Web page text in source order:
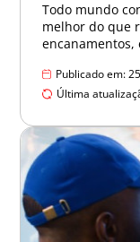
Todo mundo
melhor do que
encanamentos,
Publicado em:
Última